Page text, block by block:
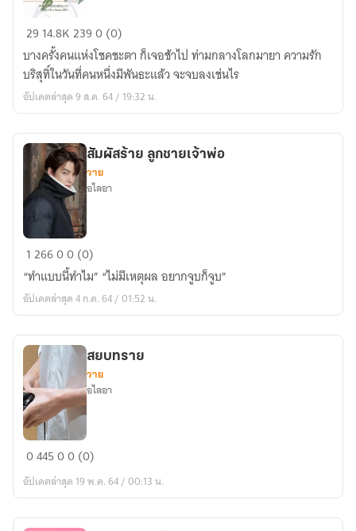
เพียง
เพราะ
ใจ
ใกล้
ใจ
บันเทิง
จีน]
29 14.8K2390 (0)
บางครั้งคนแห่งโชคชะตา ก็เจอช้าไป ท่ามกลางโลกมายา ความรัก
บริสุทิ์ในวันที่คนหนึ่งมีพันธะแล้ว จะจบลงเช่นไร
อัปเดตล่าสุด 9 ส.ค. 64 / 19:32 น.
สัมผัส
ร้าย
ลูกชาย
เจ้า
สัมผัสร้าย ลูกชายเจ้าพ่อ
วาย
อไลอา
126600 (0)
“ทำแบบนี้ทำไม” “ไม่มีเหตุผล อยากจูบก็จูบ”
อัปเดตล่าสุด 4 ก.ค. 64 / 01:52 น.
สยบ
สยบทราย
วาย
อไลอา
044500 (0)
อัปเดตล่าสุด 19 พ.ค. 64 / 00:13 น.